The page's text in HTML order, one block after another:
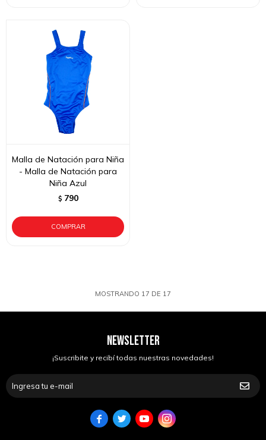
Malla de Natación para Niña
- Malla de Natación para
Niña Azul
$ 790
MOSTRANDO 17 DE 17
NEWSLETTER
¡Suscribite y recibí todas nuestras novedades!
   